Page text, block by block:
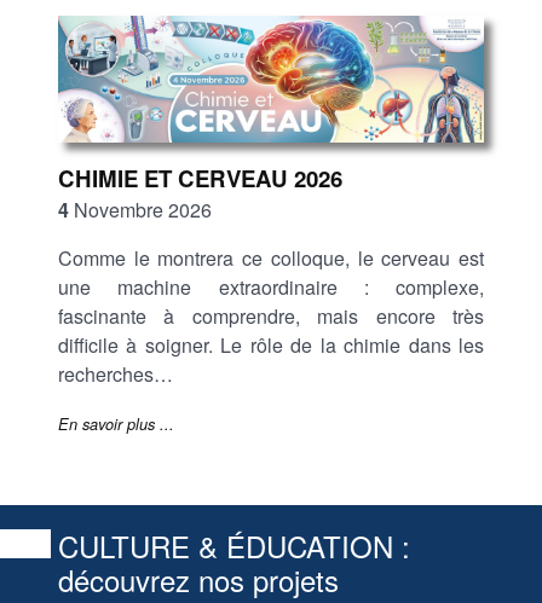
CHIMIE ET CERVEAU 2026
4 Novembre 2026
Comme le montrera ce colloque, le cerveau est
une machine extraordinaire : complexe,
fascinante à comprendre, mais encore très
difficile à soigner. Le rôle de la chimie dans les
recherches…
En savoir plus ...
CULTURE & ÉDUCATION :
découvrez nos projets